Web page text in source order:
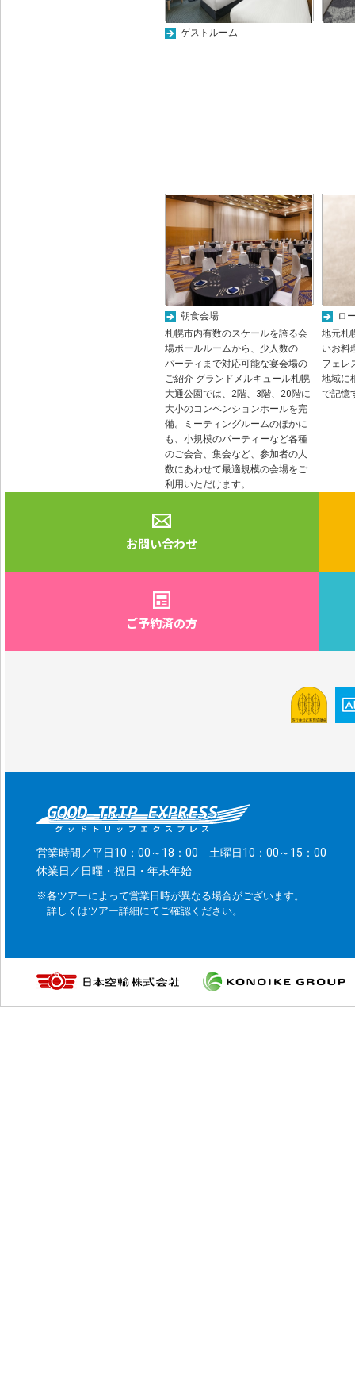
ゲストルーム
朝食会場
札幌市内有数のスケールを誇る会
場ボールルームから、少人数の
パーティまで対応可能な宴会場の
ご紹介 グランドメルキュール札幌
大通公園では、2階、3階、20階に
大小のコンベンションホールを完
備。ミーティングルームのほかに
も、小規模のパーティーなど各種
のご会合、集会など、参加者の人
数にあわせて最適規模の会場をご
利用いただけます。
ロ
地元札
いお料
フェレ
地域に
で記憶
お問い合わせ
ご予約済の方
営業時間／平日10：00～18：00 土曜日10：00～15：00
休業日／日曜・祝日・年末年始
※各ツアーによって営業日時が異なる場合がございます。
詳しくはツアー詳細にてご確認ください。